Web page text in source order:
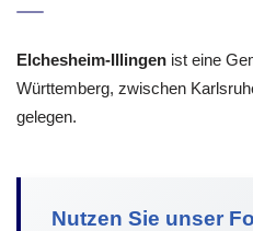
Elchesheim-Illingen ist eine
Württemberg, zwischen
gelegen.
Nutzen Sie unser